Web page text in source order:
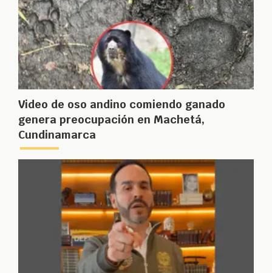
Video de oso andino comiendo ganado
genera preocupación en Machetá,
Cundinamarca